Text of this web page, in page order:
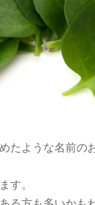
たような名前の
す。